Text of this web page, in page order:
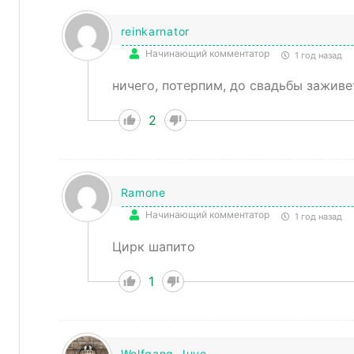
reinkarnator
Начинающий комментатор 1 год назад
ничего, потерпим, до свадьбы
2
Ramone
Начинающий комментатор 1 год назад
Цирк шапито
1